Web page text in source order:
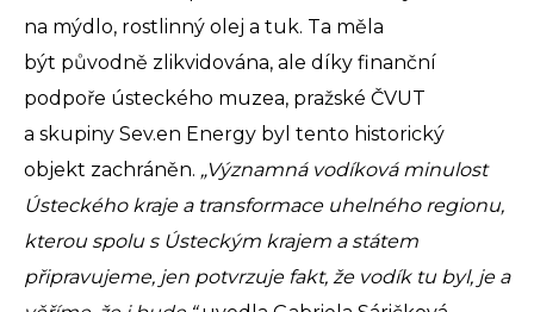
na mýdlo, rostlinný olej a tuk. Ta měla
být původně zlikvidována, ale díky finanční
podpoře ústeckého muzea, pražské ČVUT
a skupiny Sev.en Energy byl tento historický
objekt zachráněn. „Významná vodíková minulost
Ústeckého kraje a transformace uhelného regionu,
kterou spolu s Ústeckým krajem a státem
připravujeme, jen potvrzuje fakt, že vodík tu byl, je a